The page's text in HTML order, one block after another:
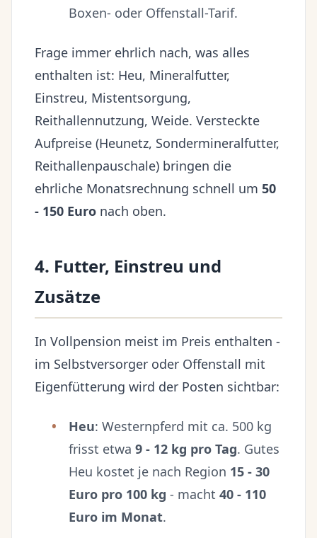
Boxen- oder Offenstall-Tarif.
Frage immer ehrlich nach, was alles
enthalten ist: Heu, Mineralfutter,
Einstreu, Mistentsorgung,
Reithallennutzung, Weide. Versteckte
Aufpreise (Heunetz, Sondermineralfutter,
Reithallenpauschale) bringen die
ehrliche Monatsrechnung schnell um 50
- 150 Euro nach oben.
4. Futter, Einstreu und
Zusätze
In Vollpension meist im Preis enthalten -
im Selbstversorger oder Offenstall mit
Eigenfütterung wird der Posten sichtbar:
Heu: Westernpferd mit ca. 500 kg
frisst etwa 9 - 12 kg pro Tag. Gutes
Heu kostet je nach Region 15 - 30
Euro pro 100 kg - macht 40 - 110
Euro im Monat.